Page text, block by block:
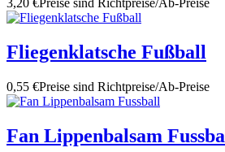
3,20 €Preise sind Richtpreise/Ab-Preise
Fliegenklatsche Fußball
0,55 €Preise sind Richtpreise/Ab-Preise
Fan Lippenbalsam